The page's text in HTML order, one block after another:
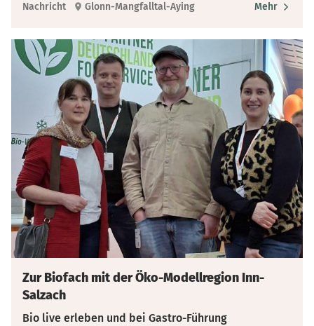
Nachricht Glonn-Mangfalltal-Aying Mehr
Zur Biofach mit der Öko-Modellregion Inn-
Salzach
Bio live erleben und bei Gastro-Führung